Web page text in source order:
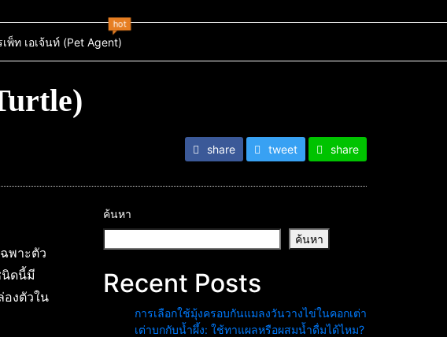
พ็ท เอเจ้นท์ (Pet Agent)
hot
share tweet share
พาะตัว
นิดนี้มี
งตัวใน
ค้นหา
ค้นหา
Recent Posts
การเลือกใช้มุ้งครอบกันแมลงวันวางไข่ในคอกเต่า
เต่าบกกับน้ำผึ้ง: ใช้ทาแผลหรือผสมน้ำดื่มได้ไหม?